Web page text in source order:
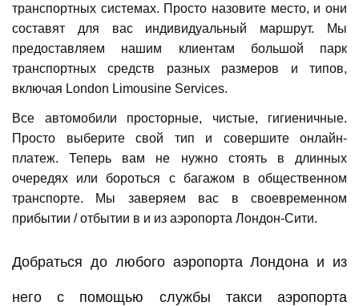
транспортных системах. Просто назовите место, и они
составят для вас индивидуальный маршрут. Мы
предоставляем нашим клиентам большой парк
транспортных средств разных размеров и типов,
включая London Limousine Services.
Все автомобили просторные, чистые, гигиеничные.
Просто выберите свой тип и совершите онлайн-
платеж. Теперь вам не нужно стоять в длинных
очередях или бороться с багажом в общественном
транспорте. Мы заверяем вас в своевременном
прибытии / отбытии в и из аэропорта Лондон-Сити.
Добраться до любого аэропорта Лондона и из
него с помощью службы такси аэропорта